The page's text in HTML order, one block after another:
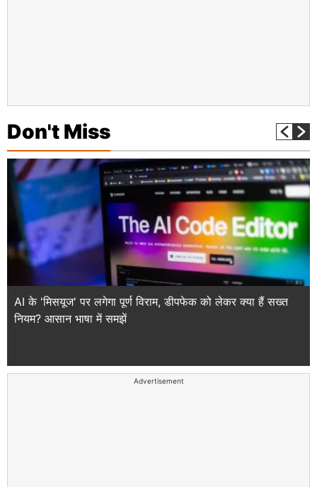
Don't Miss
AI के 'मिसयूज' पर लगेगा पूर्ण विराम, डीपफेक को लेकर क्या हैं सख्त
नियम? आसान भाषा में समझें
Advertisement